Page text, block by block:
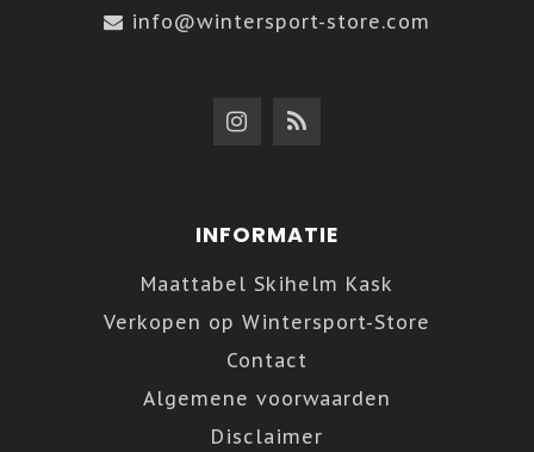
info@wintersport-store.com
INFORMATIE
Maattabel Skihelm Kask
Verkopen op Wintersport-Store
Contact
Algemene voorwaarden
Disclaimer